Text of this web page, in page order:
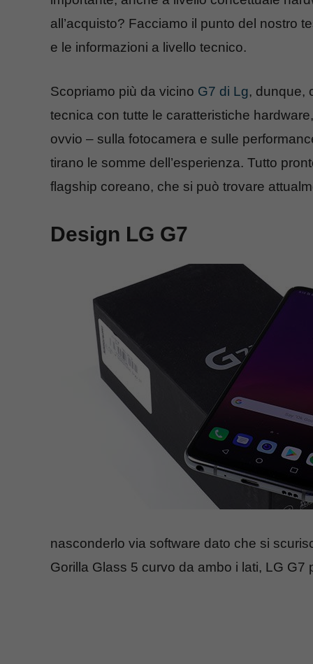
all’acquisto? Facciamo il punto del nostro
e le informazioni a livello tecnico.
Scopriamo più da vicino G7 di Lg, dunque,
tecnica con tutte le caratteristiche
ovvio – sulla fotocamera e sulle
tirano le somme dell’esperienza. Tutto
flagship coreano, che si può trovare
Design LG G7
nasconderlo via software dato che si
Gorilla Glass 5 curvo da ambo i lati, LG